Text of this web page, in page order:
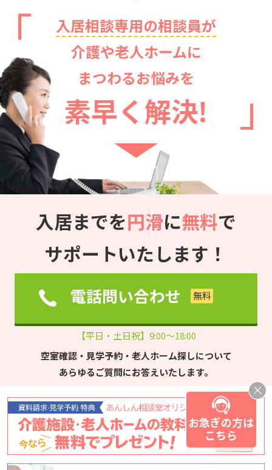
入居相談専用の相談員が
介護や老人ホームに
まつわるお悩みを
素早く解決!
入居までを円滑に無料で
サポートいたします！
電話問い合わせ
【平日・土日祝】9:00～18:00
空室確認・見学予約・老人ホーム探しについて
あらゆるご質問にお答えいたします。
お急ぎの方は
こちら